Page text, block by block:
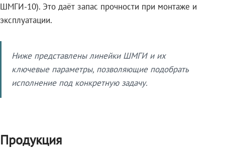
ШМГИ-10). Это даёт запас прочности при монтаже и
эксплуатации.
Ниже представлены линейки ШМГИ и их
ключевые параметры, позволяющие подобрать
исполнение под конкретную задачу.
Продукция